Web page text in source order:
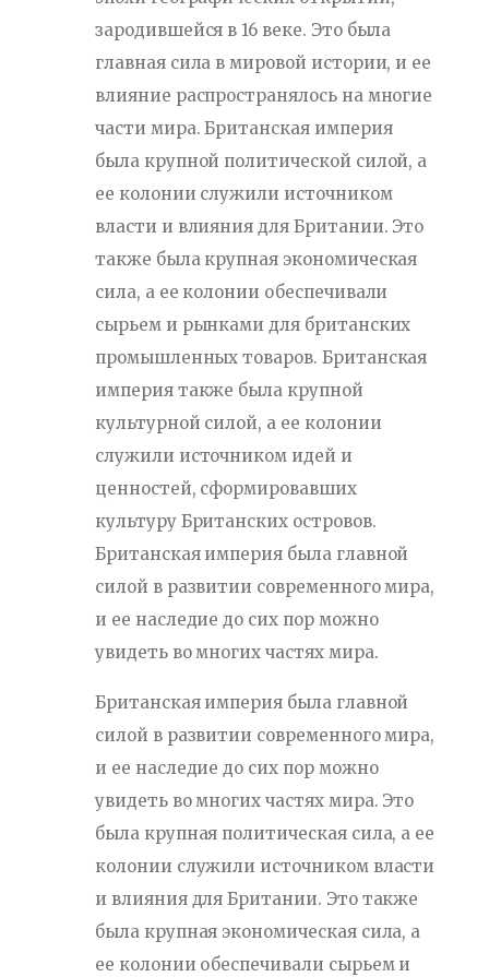
зародившейся в 16 веке. Это была
главная сила в мировой истории, и ее
влияние распространялось на многие
части мира. Британская империя
была крупной политической силой, а
ее колонии служили источником
власти и влияния для Британии. Это
также была крупная экономическая
сила, а ее колонии обеспечивали
сырьем и рынками для британских
промышленных товаров. Британская
империя также была крупной
культурной силой, а ее колонии
служили источником идей и
ценностей, сформировавших
культуру Британских островов.
Британская империя была главной
силой в развитии современного мира,
и ее наследие до сих пор можно
увидеть во многих частях мира.
Британская империя была главной
силой в развитии современного мира,
и ее наследие до сих пор можно
увидеть во многих частях мира. Это
была крупная политическая сила, а ее
колонии служили источником власти
и влияния для Британии. Это также
была крупная экономическая сила, а
ее колонии обеспечивали сырьем и